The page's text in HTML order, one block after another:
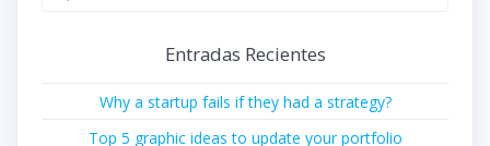
Entradas Recientes
Why a startup fails if they had a strategy?
Top 5 graphic ideas to update your portfolio